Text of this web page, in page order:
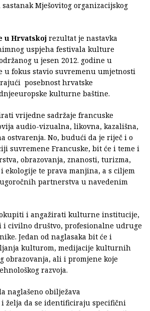
Mješovitog organizacijskog
u Hrvatskoj rezultat je nastavka
uspjeha festivala kulture
u jesen 2012. godine u
u fokus stavio suvremenu umjetnosti
posebnost hrvatske
kulturne baštine.
vrijedne sadržaje francuske
audio-vizualna, likovna, kazališna,
ostvarenja. No, budući da je riječ i o
suvremene Francuske, bit će i teme i
obrazovanja, znanosti, turizma,
ekologije te prava manjina, a s ciljem
partnerstva u navedenim
i angažirati kulturne institucije,
i civilno društvo, profesionalne udruge
Jedan od naglasaka bit će i
kulturom, medijacije kulturnih
obrazovanja, ali i promjene koje
razvoja.
naglašeno obilježava
želja da se identificiraju specifični